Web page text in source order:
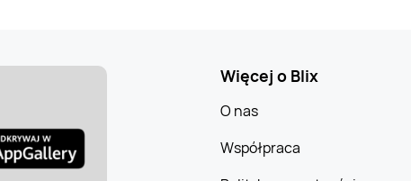
Więcej o Blix
O nas
Współpraca